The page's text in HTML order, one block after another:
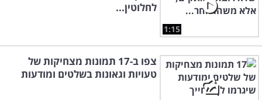
1:15
לחלוטין...
צפו ב-17 תמונות מצחיקות של
טעויות וגאונות בשלטים ומודעות